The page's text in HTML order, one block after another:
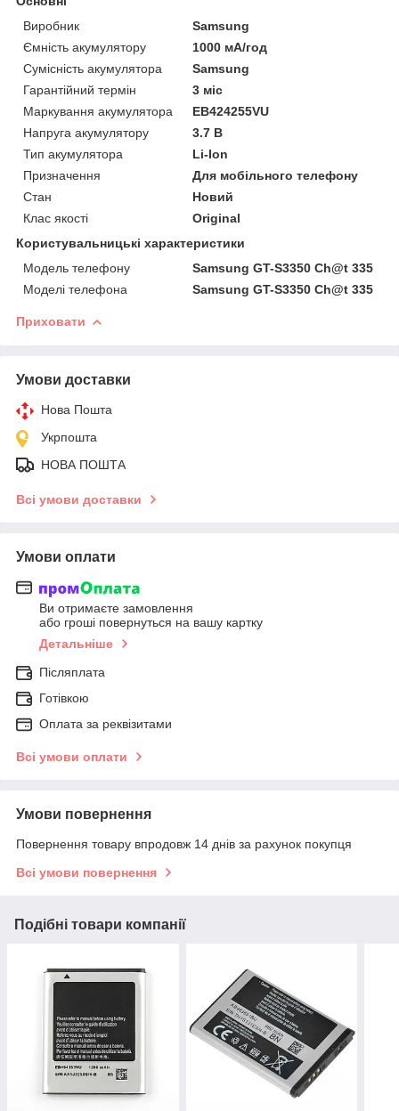
Виробник
Samsung
Ємність акумулятору
1000 мА/год
Сумісність акумулятора
Samsung
Гарантійний термін
3 міс
Маркування акумулятора
EB424255VU
Напруга акумулятору
3.7 В
Тип акумулятора
Li-Ion
Призначення
Для мобільного телефону
Стан
Новий
Клас якості
Original
Користувальницькі характеристики
Модель телефону
Samsung GT-S3350 Ch@t 335
Моделі телефона
Samsung GT-S3350 Ch@t 335
Приховати
Умови доставки
Нова Пошта
Укрпошта
НОВА ПОШТА
Всі умови доставки
Умови оплати
Ви отримаєте замовлення
або гроші повернуться на вашу картку
Детальніше
Післяплата
Готівкою
Оплата за реквізитами
Всі умови оплати
Умови повернення
Повернення товару впродовж 14 днів за рахунок покупця
Всі умови повернення
Подібні товари компанії